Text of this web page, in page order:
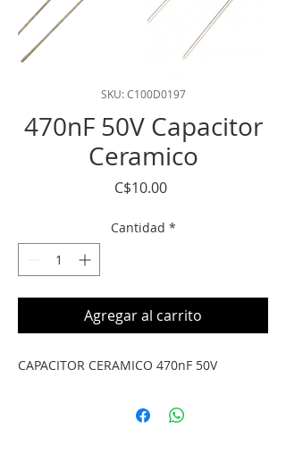
SKU: C100D0197
470nF 50V Capacitor
Ceramico
C$10.00Precio
Cantidad *
Agregar al carrito
CAPACITOR CERAMICO 470nF 50V